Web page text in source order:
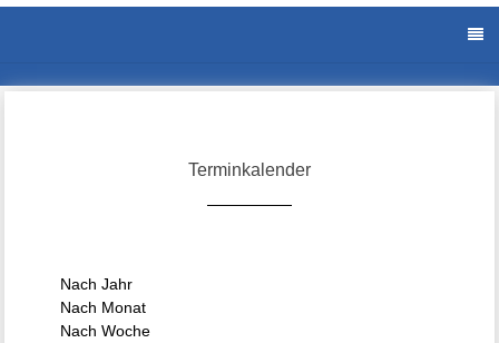
Terminkalender
Nach Jahr
Nach Monat
Nach Woche